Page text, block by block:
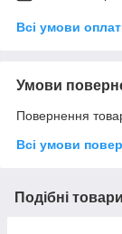
Всі умови
Умови
Повернення
Всі умови
Подібні